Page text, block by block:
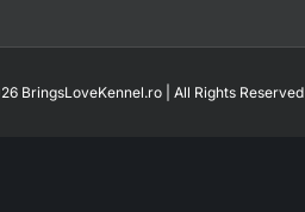
BringsLoveKennel.ro | All Rights Reserved |